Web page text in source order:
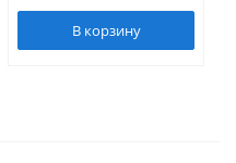
В корзину